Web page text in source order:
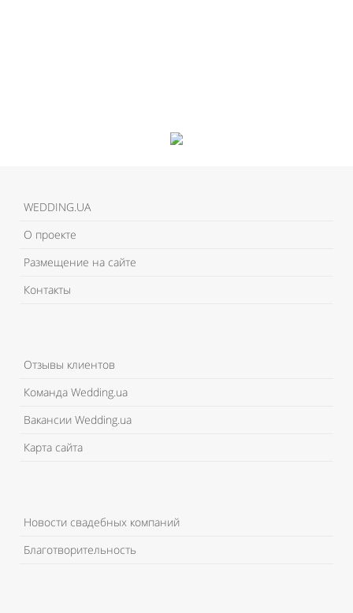
WEDDING.UA
О проекте
Размещение на сайте
Контакты
Отзывы клиентов
Команда Wedding.ua
Вакансии Wedding.ua
Карта сайта
Новости свадебных компаний
Благотворительность